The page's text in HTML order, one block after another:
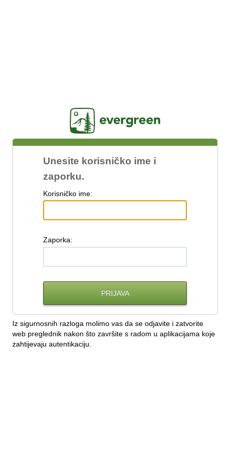
Unesite korisničko ime i
zaporku.
Korisničko ime:
Zaporka:
Iz sigurnosnih razloga molimo vas da se odjavite i zatvorite
web preglednik nakon što završite s radom u aplikacijama koje
zahtijevaju autentikaciju.